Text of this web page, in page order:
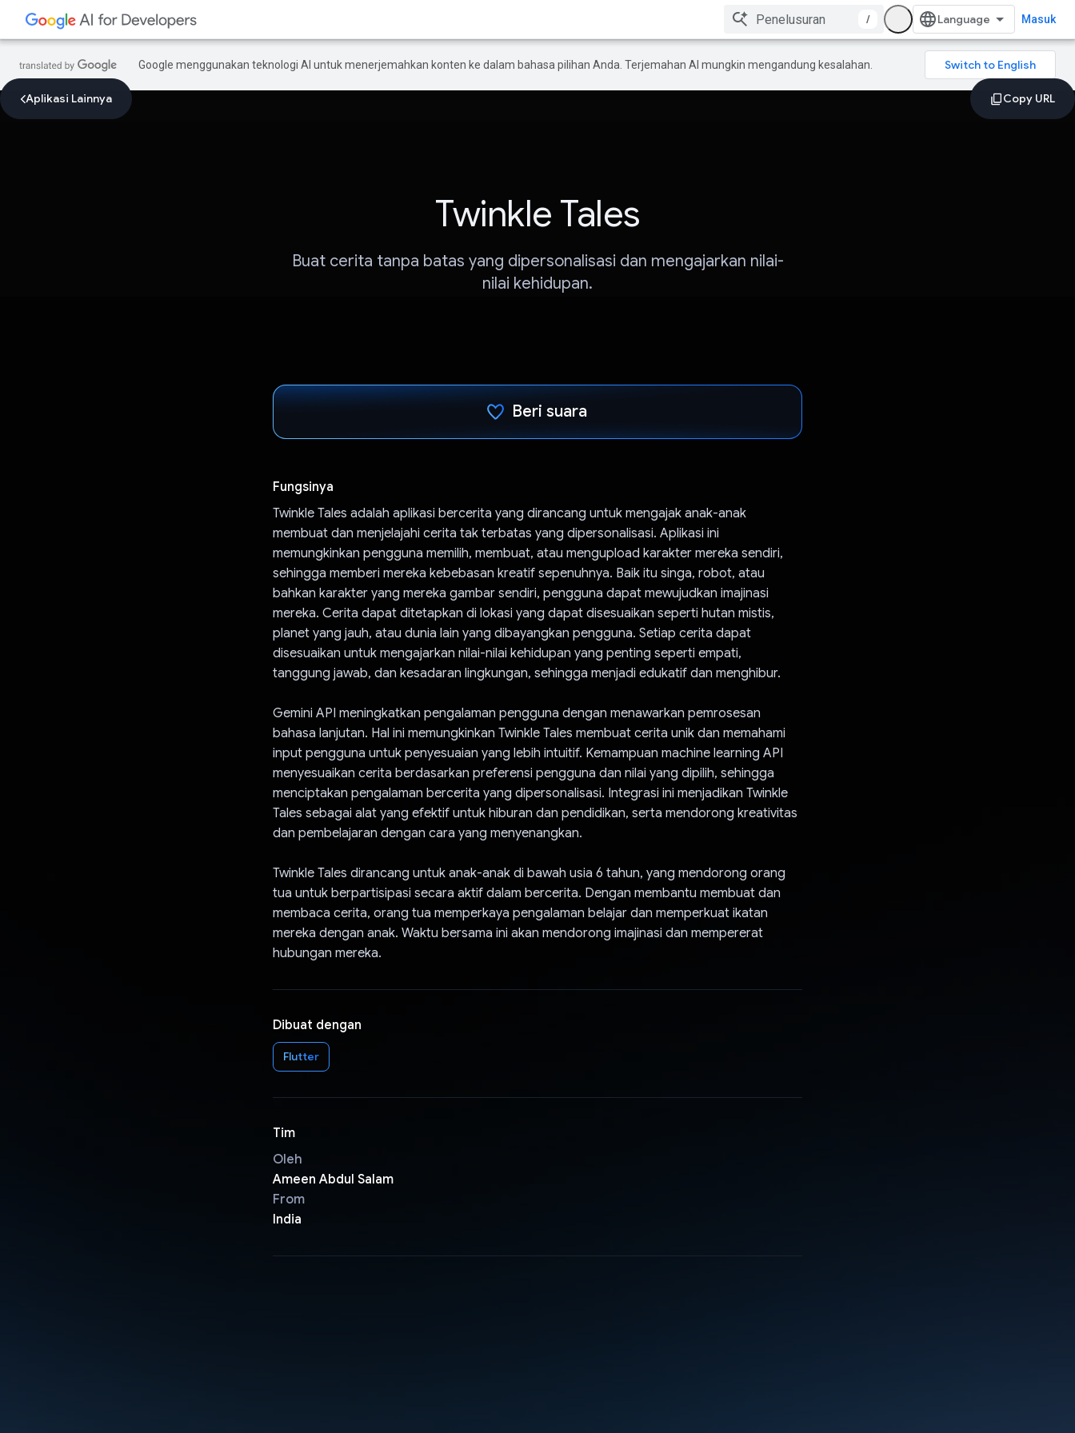
/ Masuk
Google menggunakan teknologi AI untuk menerjemahkan konten ke dalam bahasa pilihan Anda. Terjemahan AI mungkin mengandung kesalahan.
Aplikasi Lainnya
Twinkle Tales
Buat cerita tanpa batas yang dipersonalisasi dan mengajarkan nilai-
nilai kehidupan.
Beri suara
Fungsinya
Twinkle Tales adalah aplikasi bercerita yang dirancang untuk mengajak anak-anak
membuat dan menjelajahi cerita tak terbatas yang dipersonalisasi. Aplikasi ini
memungkinkan pengguna memilih, membuat, atau mengupload karakter mereka sendiri,
sehingga memberi mereka kebebasan kreatif sepenuhnya. Baik itu singa, robot, atau
bahkan karakter yang mereka gambar sendiri, pengguna dapat mewujudkan imajinasi
mereka. Cerita dapat ditetapkan di lokasi yang dapat disesuaikan seperti hutan mistis,
planet yang jauh, atau dunia lain yang dibayangkan pengguna. Setiap cerita dapat
disesuaikan untuk mengajarkan nilai-nilai kehidupan yang penting seperti empati,
tanggung jawab, dan kesadaran lingkungan, sehingga menjadi edukatif dan menghibur.
Gemini API meningkatkan pengalaman pengguna dengan menawarkan pemrosesan
bahasa lanjutan. Hal ini memungkinkan Twinkle Tales membuat cerita unik dan memahami
input pengguna untuk penyesuaian yang lebih intuitif. Kemampuan machine learning API
menyesuaikan cerita berdasarkan preferensi pengguna dan nilai yang dipilih, sehingga
menciptakan pengalaman bercerita yang dipersonalisasi. Integrasi ini menjadikan Twinkle
Tales sebagai alat yang efektif untuk hiburan dan pendidikan, serta mendorong kreativitas
dan pembelajaran dengan cara yang menyenangkan.
Twinkle Tales dirancang untuk anak-anak di bawah usia 6 tahun, yang mendorong orang
tua untuk berpartisipasi secara aktif dalam bercerita. Dengan membantu membuat dan
membaca cerita, orang tua memperkaya pengalaman belajar dan memperkuat ikatan
mereka dengan anak. Waktu bersama ini akan mendorong imajinasi dan mempererat
hubungan mereka.
Dibuat dengan
Flutter
Tim
Oleh
Ameen Abdul Salam
From
India